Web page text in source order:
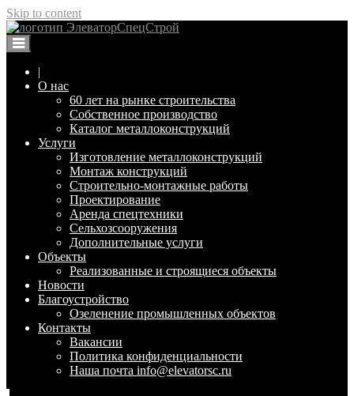
Skip to content
Элеваторспецстрой Воронеж
Изготовление и монтаж металлоконструкций
|
О нас
60 лет на рынке строительства
Собственное производство
Каталог металлоконструкций
Услуги
Изготовление металлоконструкций
Монтаж конструкций
Строительно-монтажные работы
Проектирование
Аренда спецтехники
Сельхозсооружения
Дополнительные услуги
Объекты
Реализованные и строящиеся объекты
Новости
Благоустройство
Озеленение промышленных объектов
Контакты
Вакансии
Политика конфиденциальности
Наша почта info@elevatorsc.ru